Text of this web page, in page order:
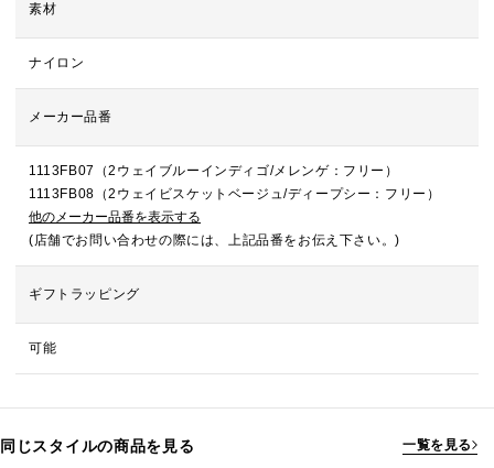
素材
ナイロン
メーカー品番
1113FB07（2ウェイブルーインディゴ/メレンゲ：フリー）
1113FB08（2ウェイビスケットベージュ/ディープシー：フリー）
他のメーカー品番を表示する
(店舗でお問い合わせの際には、上記品番をお伝え下さい。)
ギフトラッピング
可能
同じスタイルの商品を見る 一覧を見る